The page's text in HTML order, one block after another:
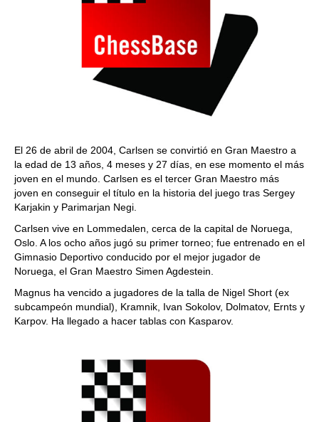
El 26 de abril de 2004, Carlsen se convirtió en Gran Maestro a
la edad de 13 años, 4 meses y 27 días, en ese momento el más
joven en el mundo. Carlsen es el tercer Gran Maestro más
joven en conseguir el título en la historia del juego tras Sergey
Karjakin y Parimarjan Negi.
Carlsen vive en Lommedalen, cerca de la capital de Noruega,
Oslo. A los ocho años jugó su primer torneo; fue entrenado en el
Gimnasio Deportivo conducido por el mejor jugador de
Noruega, el Gran Maestro Simen Agdestein.
Magnus ha vencido a jugadores de la talla de Nigel Short (ex
subcampeón mundial), Kramnik, Ivan Sokolov, Dolmatov, Ernts y
Karpov. Ha llegado a hacer tablas con Kasparov.